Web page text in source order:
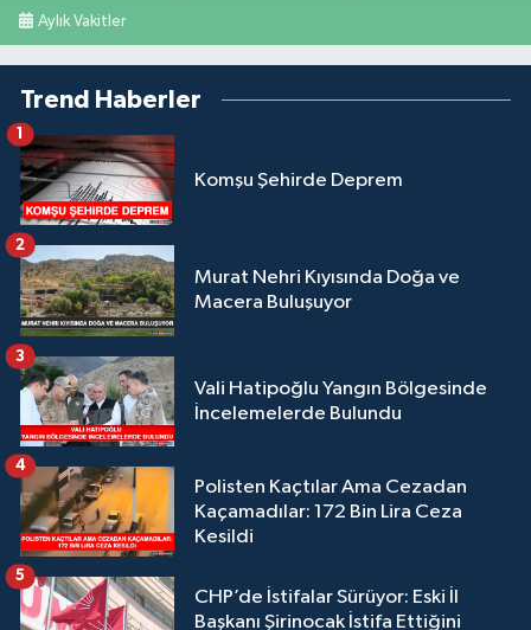
Aylık Vakitler
Trend Haberler
Komşu Şehirde Deprem
1
Murat Nehri Kıyısında Doğa ve
Macera Buluşuyor
2
Vali Hatipoğlu Yangın Bölgesinde
İncelemelerde Bulundu
3
Polisten Kaçtılar Ama Cezadan
Kaçamadılar: 172 Bin Lira Ceza
Kesildi
4
CHP’de İstifalar Sürüyor: Eski İl
Başkanı Şirinocak İstifa Ettiğini
5